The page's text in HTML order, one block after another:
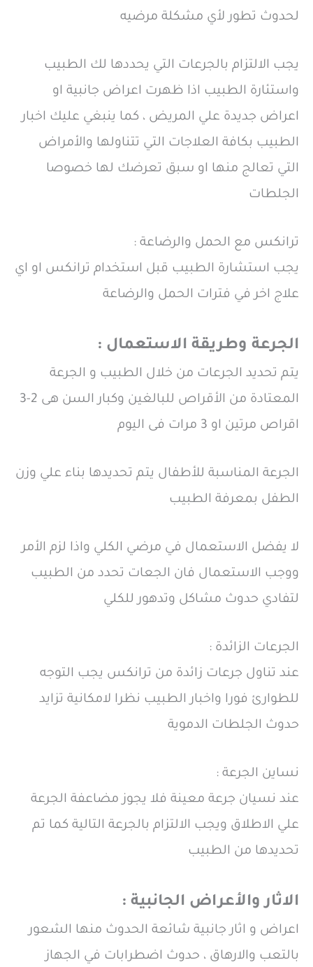
لحدوث تطور لأي مشكلة مرضيه
يجب الالتزام بالجرعات التي يحددها لك الطبيب
واستئارة الطبيب اذا ظهرت اعراض جانبية او
اعراض جديدة علي المريض ، كما ينبغي عليك اخبار
الطبيب بكافة العلاجات التي تتناولها والأمراض
التي تعالج منها او سبق تعرضك لها خصوصا
الجلطات
ترانكس مع الحمل والرضاعة :
يجب استشارة الطبيب قبل استخدام ترانكس او اي
علاج اخر في فترات الحمل والرضاعة
الجرعة وطريقة الاستعمال :
يتم تحديد الجرعات من خلال الطبيب و الجرعة
المعتادة من الأقراص للبالغين وكبار السن هى 2-3
اقراص مرتين او 3 مرات فى اليوم
الجرعة المناسبة للأطفال يتم تحديدها بناء علي وزن
الطفل بمعرفة الطبيب
لا يفضل الاستعمال في مرضي الكلي واذا لزم الأمر
ووجب الاستعمال فان الجعات تحدد من الطبيب
لتفادي حدوث مشاكل وتدهور للكلي
الجرعات الزائدة :
عند تناول جرعات زائدة من ترانكس يجب التوجه
للطوارئ فورا واخبار الطبيب نظرا لامكانية تزايد
حدوث الجلطات الدموية
نساين الجرعة :
عند نسيان جرعة معينة فلا يجوز مضاعفة الجرعة
علي الاطلاق ويجب الالتزام بالجرعة التالية كما تم
تحديدها من الطبيب
الاثار والأعراض الجانبية :
اعراض و اثار جانبية شائعة الحدوث منها الشعور
بالتعب والارهاق ، حدوث اضطرابات في الجهاز